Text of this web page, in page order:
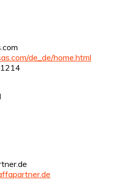
de_de/home.html